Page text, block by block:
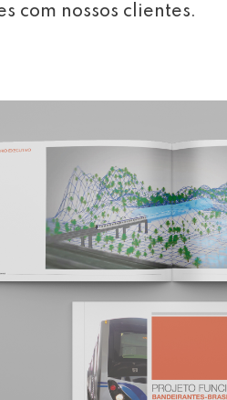
com nossos clientes.